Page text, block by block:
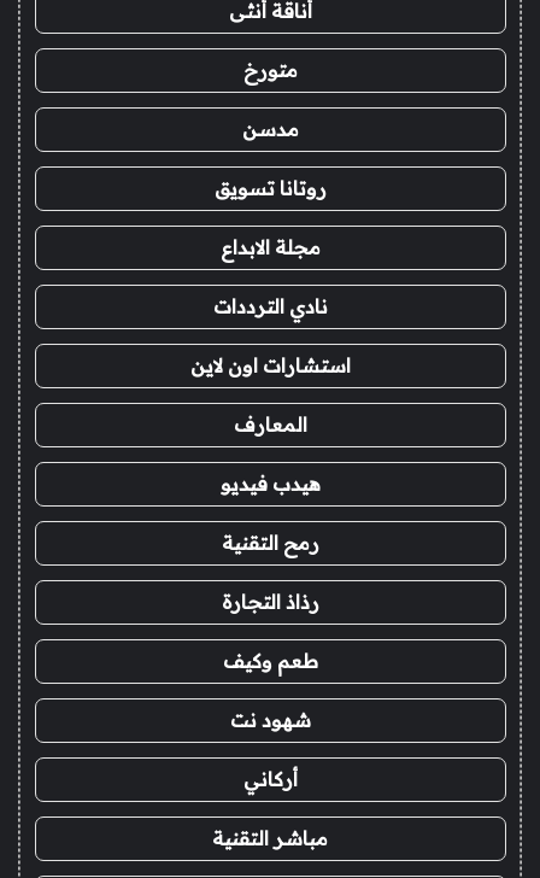
أناقة أنثى
متورخ
مدسن
روتانا تسويق
مجلة الابداع
نادي الترددات
استشارات اون لاين
المعارف
هيدب فيديو
رمح التقنية
رذاذ التجارة
طعم وكيف
شهود نت
أركاني
مباشر التقنية